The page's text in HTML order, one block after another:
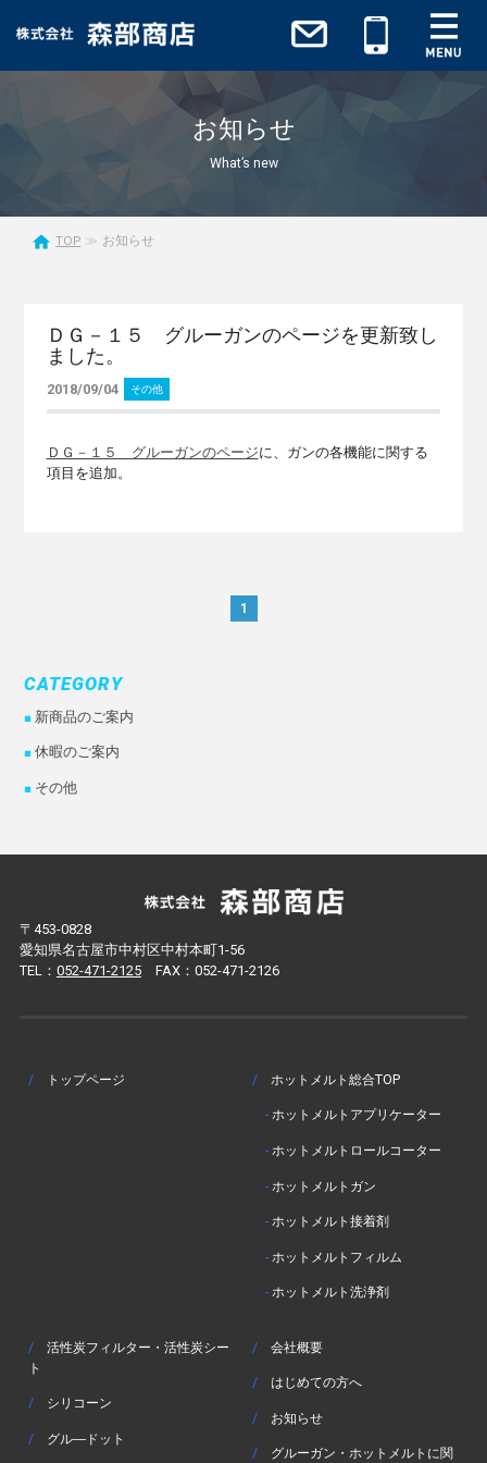
お知らせ
What’s new
TOP お知らせ
ＤＧ－１５ グルーガンのページを更新致し
ました。
2018/09/04 その他
ＤＧ－１５ グルーガンのページに、ガンの各機能に関する
項目を追加。
1
CATEGORY
新商品のご案内
休暇のご案内
その他
〒453-0828
愛知県名古屋市中村区中村本町1-56
TEL： 052-471-2125FAX：052-471-2126
/ トップページ / ホットメルト総合TOP
-ホットメルトアプリケーター
- ホットメルトロールコーター
- ホットメルトガン
-ホットメルト接着剤
- ホットメルトフィルム
-ホットメルト洗浄剤
/ 活性炭フィルター・活性炭シー
ト
/ シリコーン
/ グル―ドット
/ 会社概要
/ はじめての方へ
/ お知らせ
/ グルーガン・ホットメルトに関